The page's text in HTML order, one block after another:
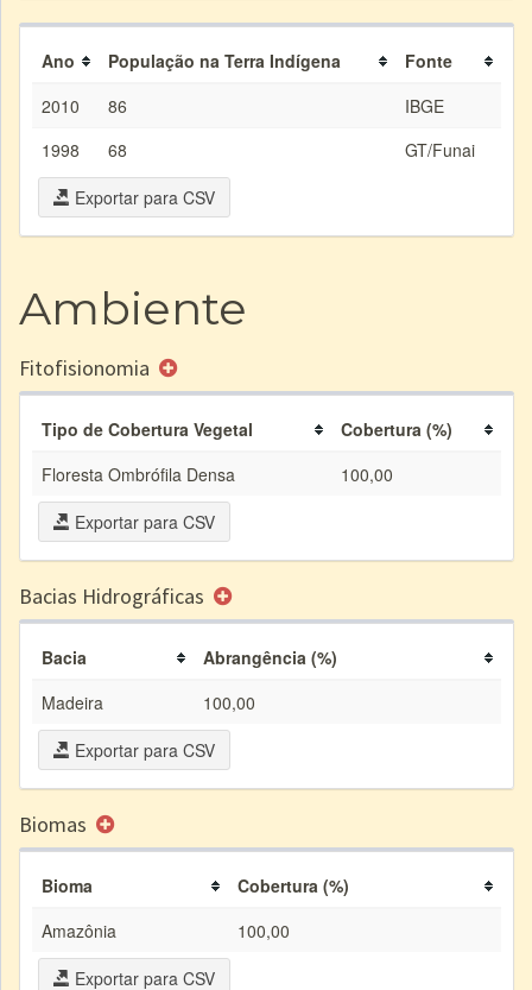
Ano População na Terra Indígena
Fonte
2010
86
IBGE
1998
68
GT/Funai
Exportar para CSV
Ambiente
Fitofisionomia
Tipo de Cobertura Vegetal
Cobertura (%)
Floresta Ombrófila Densa
100,00
Exportar para CSV
Bacias Hidrográficas
Bacia
Abrangência (%)
Madeira
100,00
Exportar para CSV
Biomas
Bioma
Cobertura (%)
Amazônia
100,00
Exportar para CSV